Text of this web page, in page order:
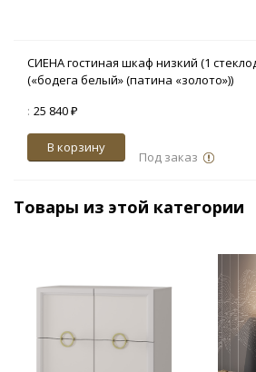
СИЕНА гостиная шкаф низкий (1
(«бодега белый» (патина «золото»))
: 25 840 ₽
В корзину
Под заказ
Товары из этой категории